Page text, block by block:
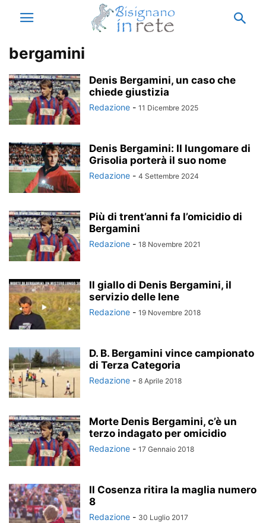
bergamini
Denis Bergamini, un caso che
chiede giustizia
Redazione - 11 Dicembre 2025
Denis Bergamini: Il lungomare di
Grisolia porterà il suo nome
Redazione - 4 Settembre 2024
Più di trent’anni fa l’omicidio di
Bergamini
Redazione - 18 Novembre 2021
Il giallo di Denis Bergamini, il
servizio delle Iene
Redazione - 19 Novembre 2018
D. B. Bergamini vince campionato
di Terza Categoria
Redazione - 8 Aprile 2018
Morte Denis Bergamini, c’è un
terzo indagato per omicidio
Redazione - 17 Gennaio 2018
Il Cosenza ritira la maglia numero
8
Redazione - 30 Luglio 2017